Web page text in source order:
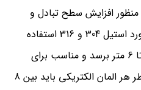
افزایش سطح تبادل و
انتقال حرارت به هوا از فین اکستورد استیل 304 و 316 استفاده
می‌گردد.طول هر المان می‌تواند تا 6 متر برسد و مناسب برای
مکان‌های بسیار برزگ می‌باشد.قطر هر المان الکتریکی باید بین 8